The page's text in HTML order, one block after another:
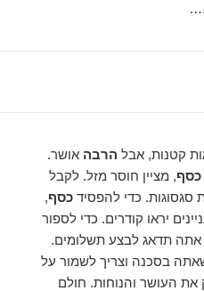
קטנות, אבל הרבה אושר.
כסף, מציין חוסר מזל. לקבל
סגסוגות. כדי להפסידכסף,
יראו קודרים. כדי לספור
אתה תדאג לבצע תשלומים.
שאתה בסכנה וצריך לשמור על
את העושר והנוחות. חולם